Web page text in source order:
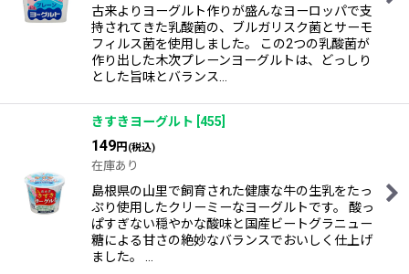
古来よりヨーグルト作りが盛んなヨーロッパで支
持されてきた乳酸菌の、ブルガリスク菌とサーモ
フィルス菌を使用しました。 この2つの乳酸菌が
作り出した木次プレーンヨーグルトは、どっしり
とした旨味とバランス…
きすきヨーグルト [455]
149円(税込)
在庫あり
島根県の山里で飼育された健康な牛の生乳をたっ
ぷり使用したクリーミーなヨーグルトです。 酸っ
ぱすぎない穏やかな酸味と国産ビートグラニュー
糖による甘さの絶妙なバランスでおいしく仕上げ
ました。 …